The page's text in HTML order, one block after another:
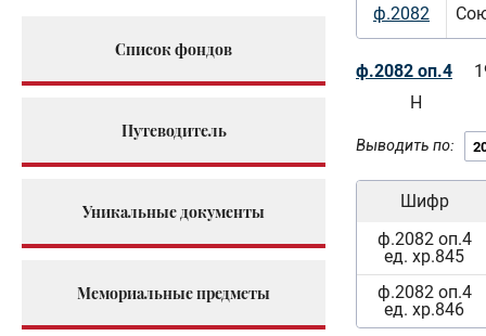
Список фондов
Путеводитель
Уникальные документы
Мемориальные предметы
ф.2082
ф.2082 оп.4
Н
Выводить по:
Шифр
ф.2082 оп.4
ед. хр.845
ф.2082 оп.4
ед. хр.846